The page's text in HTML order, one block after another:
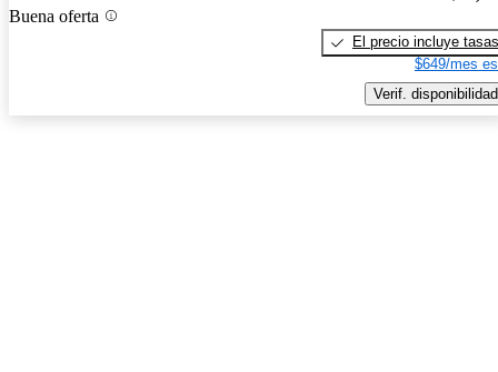
Buena oferta
El precio incluye tasas
$649/mes
Verif. disponibilidad